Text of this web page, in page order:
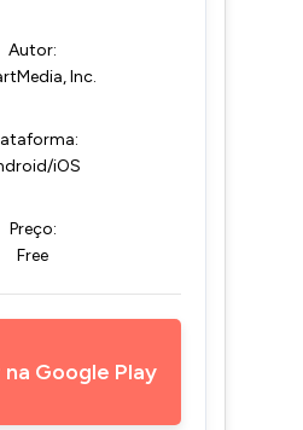
Autor:
Inc.
iOS
Preço:
Free
na Google Play